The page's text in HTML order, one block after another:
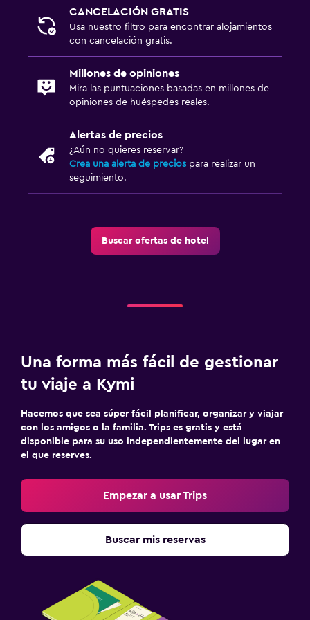
Enchufe cerca de la cama
Sofá cama
Perchero
Armario o clóset
Salud y seguridad
Limpieza diaria
Botiquín de primeros auxilios
Estacionamiento gratuito
Estacionamiento privado
Lavandería
Lavandería
Zona de trabajo
CANCELACIÓN GRATIS
Usa nuestro filtro para encontrar alojamientos
con cancelación gratis.
Millones de opiniones
Mira las puntuaciones basadas en millones de
opiniones de huéspedes reales.
Alertas de precios
¿Aún no quieres reservar?
Crea una alerta de precios para realizar un
seguimiento.
Buscar ofertas de hotel
Una forma más fácil de gestionar
tu viaje a Kymi
Hacemos que sea súper fácil planificar, organizar y viajar
con los amigos o la familia. Trips es gratis y está
disponible para su uso independientemente del lugar en
el que reserves.
Empezar a usar Trips
Buscar mis reservas